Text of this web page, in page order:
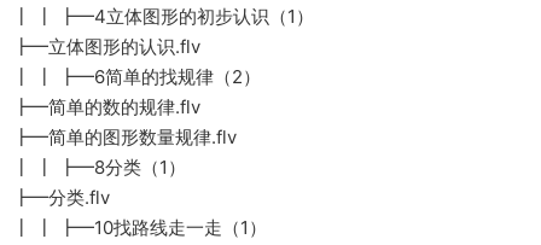
┃ ┃ ┣━4立体图形的初步认识（1）
┣━立体图形的认识.flv
┃ ┃ ┣━6简单的找规律（2）
┣━简单的数的规律.flv
┣━简单的图形数量规律.flv
┃ ┃ ┣━8分类（1）
┣━分类.flv
┃ ┃ ┣━10找路线走一走（1）